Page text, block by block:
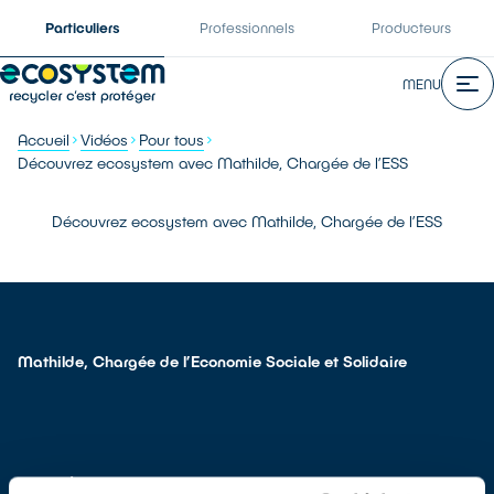
Particuliers Professionnels Producteurs
MENU
Accueil Vidéos
Pour tous
Découvrez ecosystem avec Mathilde, Chargée de l’ESS
Découvrez ecosystem avec Mathilde, Chargée de l’ESS
Mathilde, Chargée de l’Economie Sociale et Solidaire